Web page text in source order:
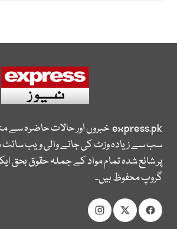
express.pkخبروں اور حالات حاضرہ سے
سب سے زیادہ وزٹ کی جانے والی ویب
پر شائع شدہ تمام مواد کے جملہ حقوق بحق
گروپ محفوظ ہیں۔